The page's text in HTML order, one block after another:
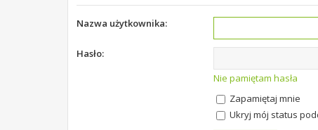
Nazwa użytkownika:
Hasło:
Nie pamiętam hasła
Zapamiętaj mnie
Ukryj mój status